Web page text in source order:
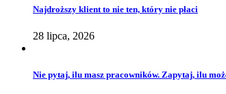
Najdroższy klient to nie ten, który nie płaci
28 lipca, 2026
Nie pytaj, ilu masz pracowników. Zapytaj, ilu